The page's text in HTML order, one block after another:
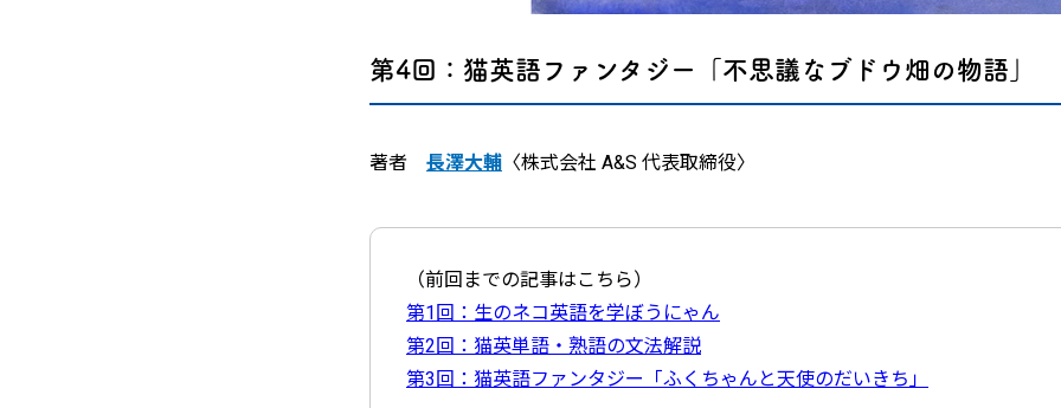
第4回：猫英語ファンタジー「不思議なブドウ畑の物語」
著者 長澤大輔 〈株式会社 A&S 代表取締役〉
（前回までの記事はこちら）
第1回：生のネコ英語を学ぼうにゃん
第2回：猫英単語・熟語の文法解説
第3回：猫英語ファンタジー「ふくちゃんと天使のだいきち」